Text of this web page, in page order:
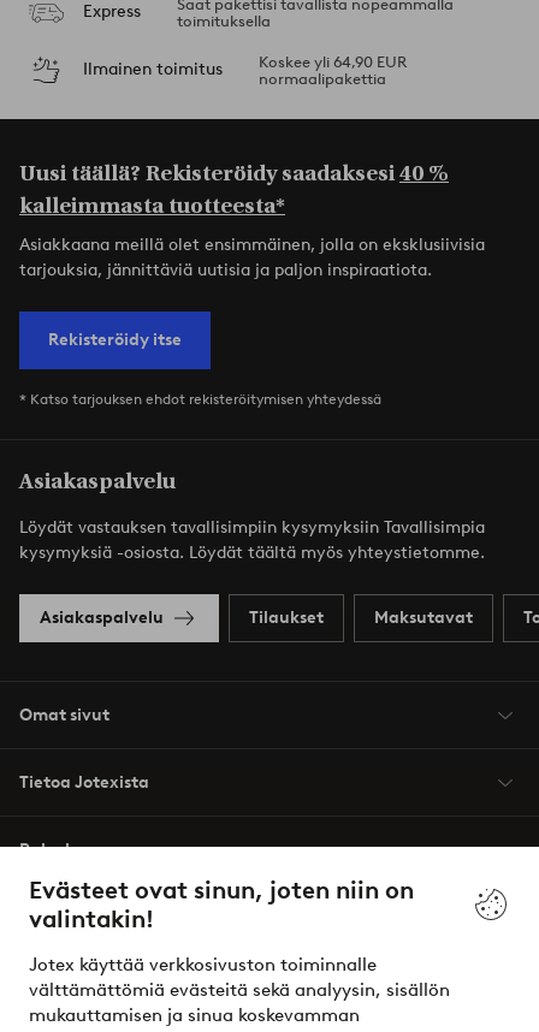
Evästeet ovat sinun, joten niin on
valintakin!
Jotex käyttää verkkosivuston toiminnalle
välttämättömiä evästeitä sekä analyysin, sisällön
mukauttamisen ja sinua koskevamman
Express
Saat pakettisi tavallista nopeammalla
toimituksella
Ilmainen toimitus
Koskee yli 64,90 EUR
normaalipakettia
Uusi täällä? Rekisteröidy saadaksesi40 %
kalleimmasta tuotteesta*
Asiakkaana meillä olet ensimmäinen, jolla on eksklusiivisia
tarjouksia, jännittäviä uutisia ja paljon inspiraatiota.
Rekisteröidy itse
* Katso tarjouksen ehdot rekisteröitymisen yhteydessä
Asiakaspalvelu
Löydät vastauksen tavallisimpiin kysymyksiin Tavallisimpia
kysymyksiä -osiosta. Löydät täältä myös yhteystietomme.
Asiakaspalvelu Tilaukset Maksutavat
Omat sivut
Tietoa Jotexista
Palvelumme
Ehdot
Ystävät